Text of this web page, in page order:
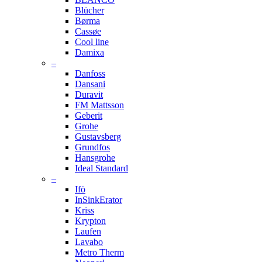
Blücher
Børma
Cassøe
Cool line
Damixa
–
Danfoss
Dansani
Duravit
FM Mattsson
Geberit
Grohe
Gustavsberg
Grundfos
Hansgrohe
Ideal Standard
–
Ifö
InSinkErator
Kriss
Krypton
Laufen
Lavabo
Metro Therm